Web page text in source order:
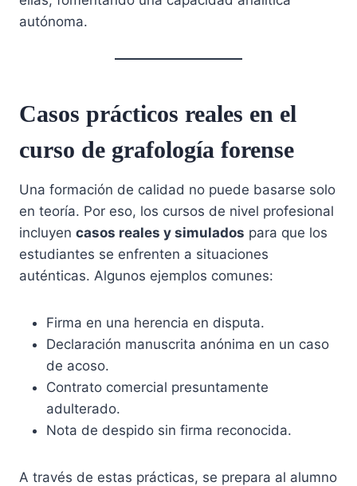
autónoma.
Casos prácticos reales en el
curso de grafología forense
Una formación de calidad no puede basarse solo
en teoría. Por eso, los cursos de nivel profesional
incluyen casos reales y simulados para que los
estudiantes se enfrenten a situaciones
auténticas. Algunos ejemplos comunes:
Firma en una herencia en disputa.
Declaración manuscrita anónima en un caso
de acoso.
Contrato comercial presuntamente
adulterado.
Nota de despido sin firma reconocida.
A través de estas prácticas, se prepara al alumno